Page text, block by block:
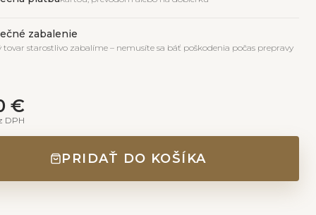
zabalenie
tovar starostlivo zabalíme – nemusíte sa báť poškodenia počas prepravy
€
DPH
PRIDAŤ DO KOŠÍKA